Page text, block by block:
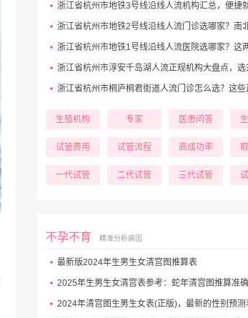
浙江省杭州市地铁3号线沿线人流机构汇总，便捷就医
浙江省杭州市地铁2号线沿线人流门诊选哪家？南北中段优质点
浙江省杭州市地铁1号线沿线人流医院选哪家？这两家正规机
浙江省杭州市淳安千岛湖人流正规机构大盘点，选对机
浙江省杭州市桐庐桐君街道人流门诊怎么选？这些正规机
生殖机构 专家 医患问答
试管费用 试管流程 高成功率
一代试管 二代试管 三代试管
不孕不育 精准分析病因
最新版2024年生男生女清宫图推算表
2025年生男生女清宫表参考：蛇年清宫图推算准确率
2024年清宫图生男生女表(正版)，最新的性别预测